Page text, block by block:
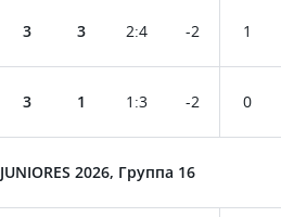
3 3 2:4 -2 1
3 1 1 :3 -2 0
2026, Группа 16